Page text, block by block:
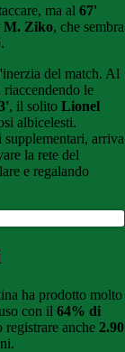
ma al 67'
M. Ziko, che sembra
del match. Al
riaccendendo le
, il solito Lionel
albicelesti.
supplementari, arriva
la rete del
e regalando
ha prodotto molto
con il 64% di
anche 2.90